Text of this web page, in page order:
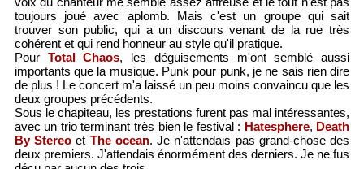
toujours joué avec aplomb. Mais c'est un groupe qui sait
trouver son public, qui a un discours venant de la rue très
cohérent et qui rend honneur au style qu'il pratique.
Pour Total Chaos, les déguisements m'ont semblé aussi
importants que la musique. Punk pour punk, je ne sais rien dire
de plus ! Le concert m'a laissé un peu moins convaincu que les
deux groupes précédents.
Sous le chapiteau, les prestations furent pas mal intéressantes,
avec un trio terminant très bien le festival : Hatesphere, Death
By Stereo et The ocean. Je n'attendais pas grand-chose des
deux premiers. J'attendais énormément des derniers. Je ne fus